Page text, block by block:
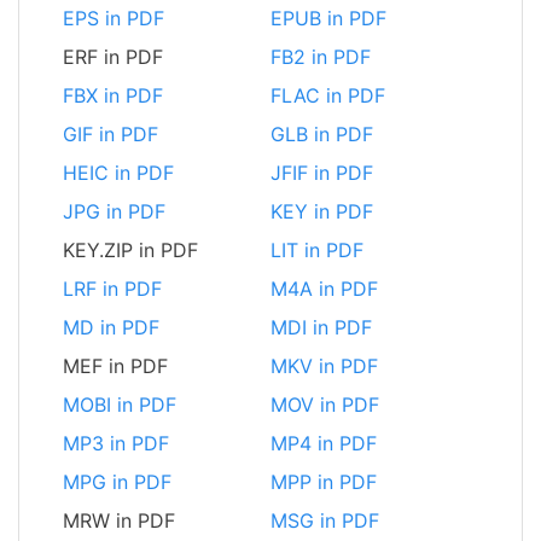
EPS in PDF
EPUB in PDF
ERF in PDF
FB2 in PDF
FBX in PDF
FLAC in PDF
GIF in PDF
GLB in PDF
HEIC in PDF
JFIF in PDF
JPG in PDF
KEY in PDF
KEY.ZIP in PDF
LIT in PDF
LRF in PDF
M4A in PDF
MD in PDF
MDI in PDF
MEF in PDF
MKV in PDF
MOBI in PDF
MOV in PDF
MP3 in PDF
MP4 in PDF
MPG in PDF
MPP in PDF
MRW in PDF
MSG in PDF